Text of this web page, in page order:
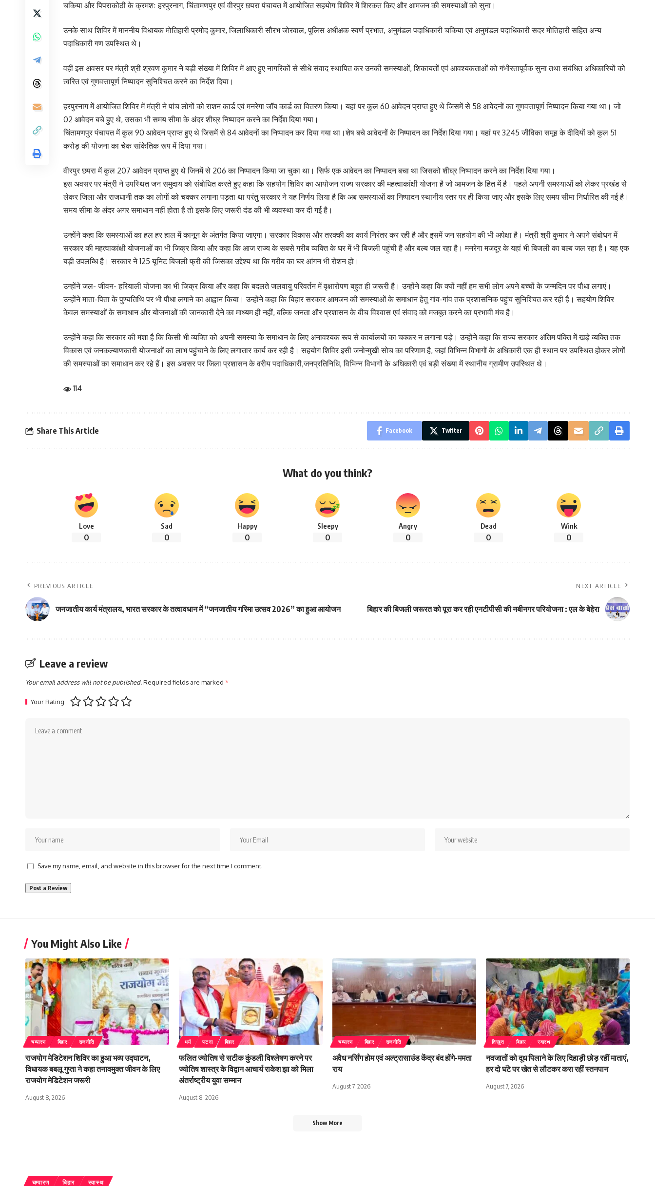
चकिया और पिपराकोठी के क्रमशः हरपुरनाग, चिंतामणपुर एवं वीरपुर छपरा पंचायत में आयोजित सहयोग शिविर में शिरकत किए और आमजन की समस्याओं को सुना।
उनके साथ शिविर में माननीय विधायक मोतिहारी प्रमोद कुमार, जिलाधिकारी सौरभ जोरवाल, पुलिस अधीक्षक स्वर्ण प्रभात, अनुमंडल पदाधिकारी चकिया एवं अनुमंडल पदाधिकारी सदर मोतिहारी सहित अन्य
पदाधिकारी गण उपस्थित थे।
वहीं इस अवसर पर मंत्री श्री श्रवण कुमार ने बड़ी संख्या में शिविर में आए हुए नागरिकों से सीधे संवाद स्थापित कर उनकी समस्याओं, शिकायतों एवं आवश्यकताओं को गंभीरतापूर्वक सुना तथा संबंधित अधिकारियों को
त्वरित एवं गुणवत्तापूर्ण निष्पादन सुनिश्चित करने का निर्देश दिया।
हरपुरनाग में आयोजित शिविर में मंत्री ने पांच लोगों को राशन कार्ड एवं मनरेगा जॉब कार्ड का वितरण किया। यहां पर कुल 60 आवेदन प्राप्त हुए थे जिसमें से 58 आवेदनों का गुणवत्तापूर्ण निष्पादन किया गया था। जो
02 आवेदन बचे हुए थे, उसका भी समय सीमा के अंदर शीघ्र निष्पादन करने का निर्देश दिया गया।
चिंतामणपुर पंचायत में कुल 90 आवेदन प्राप्त हुए थे जिसमें से 84 आवेदनों का निष्पादन कर दिया गया था।शेष बचे आवेदनों के निष्पादन का निर्देश दिया गया। यहां पर 3245 जीविका समूह के दीदियों को कुल 51
करोड़ की योजना का चेक सांकेतिक रूप में दिया गया।
वीरपुर छपरा में कुल 207 आवेदन प्राप्त हुए थे जिनमें से 206 का निष्पादन किया जा चुका था। सिर्फ एक आवेदन का निष्पादन बचा था जिसको शीघ्र निष्पादन करने का निर्देश दिया गया।
इस अवसर पर मंत्री ने उपस्थित जन समुदाय को संबोधित करते हुए कहा कि सहयोग शिविर का आयोजन राज्य सरकार की महत्वाकांक्षी योजना है जो आमजन के हित में है। पहले अपनी समस्याओं को लेकर प्रखंड से
लेकर जिला और राजधानी तक का लोगों को चक्कर लगाना पड़ता था परंतु सरकार ने यह निर्णय लिया है कि अब समस्याओं का निष्पादन स्थानीय स्तर पर ही किया जाए और इसके लिए समय सीमा निर्धारित की गई है।
समय सीमा के अंदर अगर समाधान नहीं होता है तो इसके लिए जरूरी दंड की भी व्यवस्था कर दी गई है।
उन्होंने कहा कि समस्याओं का हल हर हाल में कानून के अंतर्गत किया जाएगा। सरकार विकास और तरक्की का कार्य निरंतर कर रही है और इसमें जन सहयोग की भी अपेक्षा है। मंत्री श्री कुमार ने अपने संबोधन में
सरकार की महत्वाकांक्षी योजनाओं का भी जिक्र किया और कहा कि आज राज्य के सबसे गरीब व्यक्ति के घर में भी बिजली पहुंची है और बल्ब जल रहा है। मनरेगा मजदूर के यहां भी बिजली का बल्ब जल रहा है। यह एक
बड़ी उपलब्धि है। सरकार ने 125 यूनिट बिजली फ्री की जिसका उद्देश्य था कि गरीब का घर आंगन भी रोशन हो।
उन्होंने जल- जीवन- हरियाली योजना का भी जिक्र किया और कहा कि बदलते जलवायु परिवर्तन में वृक्षारोपण बहुत ही जरूरी है। उन्होंने कहा कि क्यों नहीं हम सभी लोग अपने बच्चों के जन्मदिन पर पौधा लगाएं।
उन्होंने माता-पिता के पुण्यतिथि पर भी पौधा लगाने का आह्वान किया। उन्होंने कहा कि बिहार सरकार आमजन की समस्याओं के समाधान हेतु गांव-गांव तक प्रशासनिक पहुंच सुनिश्चित कर रही है। सहयोग शिविर
केवल समस्याओं के समाधान और योजनाओं की जानकारी देने का माध्यम ही नहीं, बल्कि जनता और प्रशासन के बीच विश्वास एवं संवाद को मजबूत करने का प्रभावी मंच है।
उन्होंने कहा कि सरकार की मंशा है कि किसी भी व्यक्ति को अपनी समस्या के समाधान के लिए अनावश्यक रूप से कार्यालयों का चक्कर न लगाना पड़े। उन्होंने कहा कि राज्य सरकार अंतिम पंक्ति में खड़े व्यक्ति तक
विकास एवं जनकल्याणकारी योजनाओं का लाभ पहुंचाने के लिए लगातार कार्य कर रही है। सहयोग शिविर इसी जनोन्मुखी सोच का परिणाम है, जहां विभिन्न विभागों के अधिकारी एक ही स्थान पर उपस्थित होकर लोगों
की समस्याओं का समाधान कर रहे हैं। इस अवसर पर जिला प्रशासन के वरीय पदाधिकारी,जनप्रतिनिधि, विभिन्न विभागों के अधिकारी एवं बड़ी संख्या में स्थानीय ग्रामीण उपस्थित थे।
114
Share This Article Facebook Twitter
What do you think?
Love
0
Sad
0
Happy
0
Sleepy
0
Angry
0
Dead
0
Wink
0
PREVIOUS ARTICLE
जनजातीय कार्य मंत्रालय, भारत सरकार के तत्वावधान में “जनजातीय गरिमा उत्सव 2026” का हुआ आयोजन
NEXT ARTICLE
बिहार की बिजली जरूरत को पूरा कर रही एनटीपीसी की नबीनगर परियोजना : एल के बेहेरा
Leave a review
Your email address will not be published.Required fields are marked *
Your Rating
Save my name, email, and website in this browser for the next time I comment.
You Might Also Like
चम्पारण बिहार राजनीति
राजयोग मेडिटेशन शिविर का हुआ भव्य उद्घाटन,
विधायक बबलू गुप्ता ने कहा तनावमुक्त जीवन के लिए
राजयोग मेडिटेशन जरूरी
August 8, 2026
धर्म पटना बिहार
फलित ज्योतिष से सटीक कुंडली विश्लेषण करने पर
ज्योतिष शास्त्र के विद्वान आचार्य राकेश झा को मिला
अंतर्राष्ट्रीय युवा सम्मान
August 8, 2026
चम्पारण बिहार राजनीति
अवैध नर्सिंग होम एवं अल्ट्रासाउंड केंद्र बंद होंगे-ममता
राय
August 7, 2026
तिरहुत बिहार स्वास्थ
नवजातों को दूध पिलाने के लिए दिहाड़ी छोड़ रहीं माताएं,
हर दो घंटे पर खेत से लौटकर करा रहीं स्तनपान
August 7, 2026
Show More
चम्पारण बिहार स्वास्थ